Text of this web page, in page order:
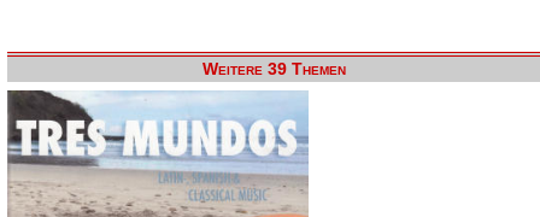
Weitere 39 Themen